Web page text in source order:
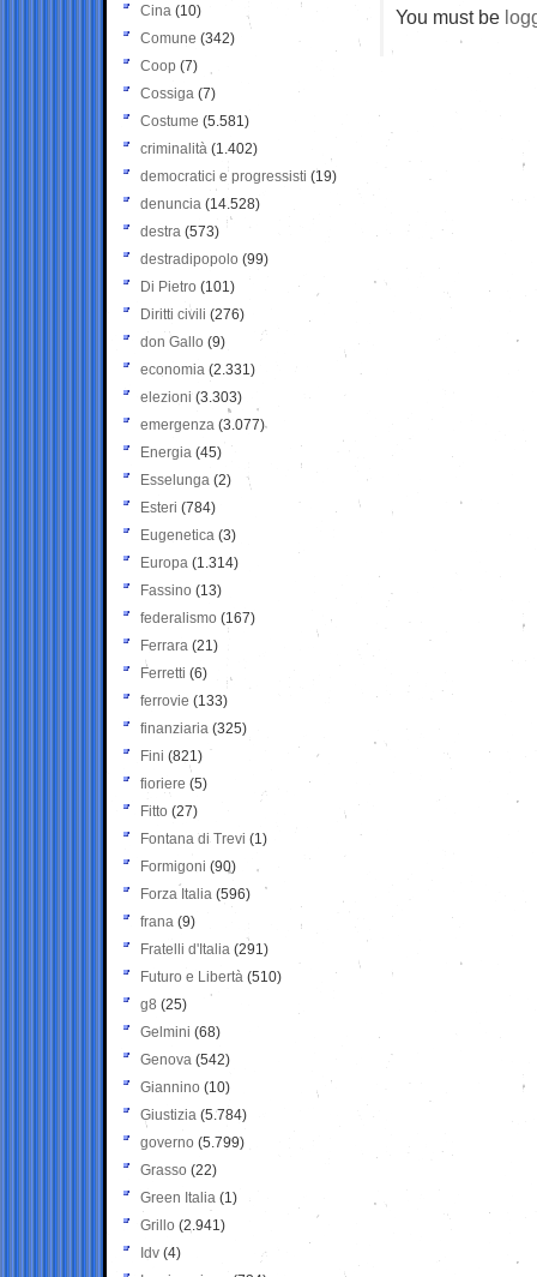
You must be
Cina (10)
Comune (342)
Coop (7)
Cossiga (7)
Costume (5.581)
criminalità (1.402)
democratici e progressisti (19)
denuncia (14.528)
destra (573)
destradipopolo (99)
Di Pietro (101)
Diritti civili (276)
don Gallo (9)
economia (2.331)
elezioni (3.303)
emergenza (3.077)
Energia (45)
Esselunga (2)
Esteri (784)
Eugenetica (3)
Europa (1.314)
Fassino (13)
federalismo (167)
Ferrara (21)
Ferretti (6)
ferrovie (133)
finanziaria (325)
Fini (821)
fioriere (5)
Fitto (27)
Fontana di Trevi (1)
Formigoni (90)
Forza Italia (596)
frana (9)
Fratelli d'Italia (291)
Futuro e Libertà (510)
g8 (25)
Gelmini (68)
Genova (542)
Giannino (10)
Giustizia (5.784)
governo (5.799)
Grasso (22)
Green Italia (1)
Grillo (2.941)
Idv (4)